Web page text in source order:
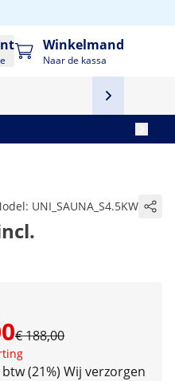
Winkelmand
Naar de kassa
UNI_SAUNA_S4.5KW
€ 188,00
(21%) Wij verzorgen